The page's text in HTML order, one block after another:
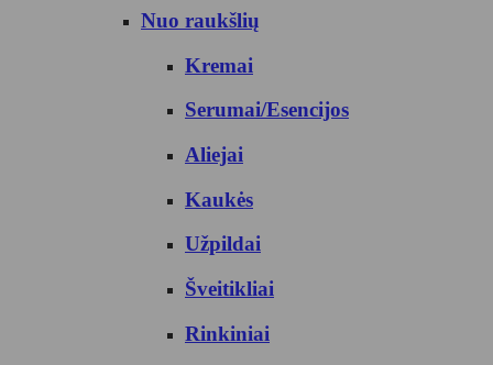
Nuo raukšlių
Kremai
Serumai/Esencijos
Aliejai
Kaukės
Užpildai
Šveitikliai
Rinkiniai